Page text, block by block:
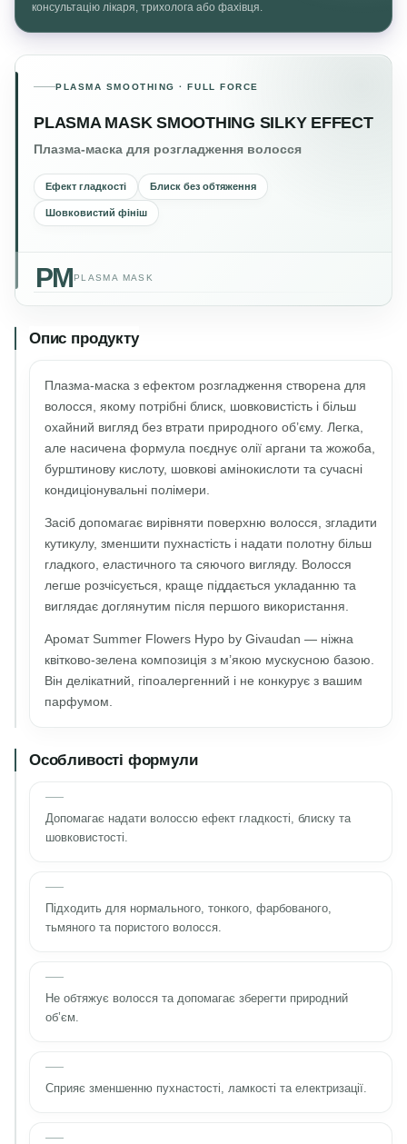
консультацію лікаря, трихолога або фахівця.
PLASMA SMOOTHING · FULL FORCE
PLASMA MASK SMOOTHING SILKY EFFECT
Плазма-маска для розгладження волосся
Ефект гладкості Блиск без обтяження
Шовковистий фініш
PMPLASMA MASK
Опис продукту
Плазма-маска з ефектом розгладження створена для
волосся, якому потрібні блиск, шовковистість і більш
охайний вигляд без втрати природного об’єму. Легка,
але насичена формула поєднує олії аргани та жожоба,
бурштинову кислоту, шовкові амінокислоти та сучасні
кондиціонувальні полімери.
Засіб допомагає вирівняти поверхню волосся, згладити
кутикулу, зменшити пухнастість і надати полотну більш
гладкого, еластичного та сяючого вигляду. Волосся
легше розчісується, краще піддається укладанню та
виглядає доглянутим після першого використання.
Аромат Summer Flowers Hypo by Givaudan — ніжна
квітково-зелена композиція з м’якою мускусною базою.
Він делікатний, гіпоалергенний і не конкурує з вашим
парфумом.
Особливості формули
Допомагає надати волоссю ефект гладкості, блиску та
шовковистості.
Підходить для нормального, тонкого, фарбованого,
тьмяного та пористого волосся.
Не обтяжує волосся та допомагає зберегти природний
об’єм.
Сприяє зменшенню пухнастості, ламкості та електризації.